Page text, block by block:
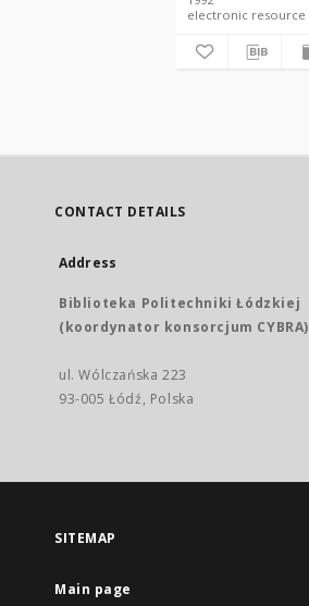
CONTACT DETAILS
Address
Biblioteka Politechniki Łódzkiej
(koordynator konsorcjum CYBRA)
ul. Wólczańska 223
93-005 Łódź, Polska
SITEMAP
Main page